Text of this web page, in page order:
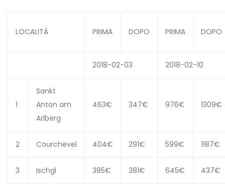
LOCALITÀ PRIMA DOPO PRIMA DOPO
2018-02-03 2018-02-10
1
Sankt
Anton am
Arlberg
463€ 347€ 976€ 1309€
2 Courchevel 404€ 291€ 599€ 1187€
3 Ischgl 385€ 381€ 645€ 437€